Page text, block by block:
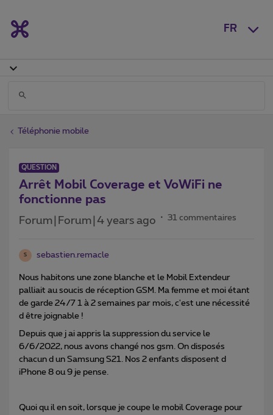
FR
Téléphonie mobile
QUESTION
Arrêt Mobil Coverage et VoWiFi ne
fonctionne pas
Forum|Forum|4 years ago 31 commentaires
S sebastien.remacle
Nous habitons une zone blanche et le Mobil Extendeur
palliait au soucis de réception GSM. Ma femme et moi étant
de garde 24/7 1 à 2 semaines par mois, c'est une nécessité
d être joignable !
Depuis que j ai appris la suppression du service le
6/6/2022, nous avons changé nos gsm. On disposés
chacun d un Samsung S21. Nos 2 enfants disposent d
iPhone 8 ou 9 je pense.
Quoi qu il en soit, lorsque je coupe le mobil Coverage pour